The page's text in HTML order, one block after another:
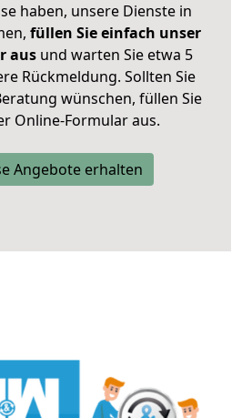
haben, unsere Dienste in
füllen Sie einfach unser
ausund warten Sie etwa 5
Rückmeldung. Sollten Sie
wünschen, füllen Sie
Online-Formular aus.
Angebote erhalten